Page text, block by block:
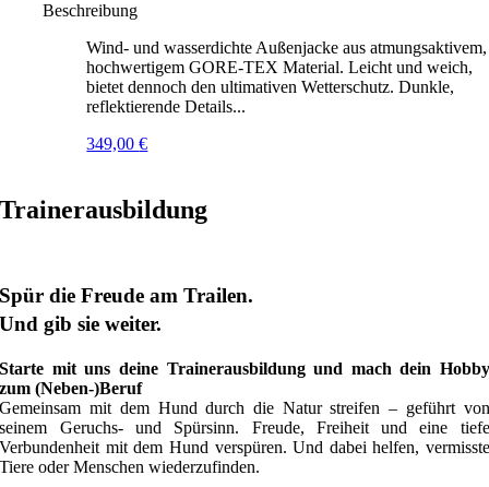
Beschreibung
Wind- und wasserdichte Außenjacke aus atmungsaktivem,
hochwertigem GORE-TEX Material. Leicht und weich,
bietet dennoch den ultimativen Wetterschutz. Dunkle,
reflektierende Details...
349,00€
Trainerausbildung
Spür die Freude am Trailen.
Und gib sie weiter.
Starte mit uns deine Trainerausbildung und mach dein Hobby
zum (Neben-)Beruf
Gemeinsam mit dem Hund durch die Natur streifen – geführt von
seinem Geruchs- und Spürsinn. Freude, Freiheit und eine tiefe
Verbundenheit mit dem Hund verspüren. Und dabei helfen, vermisste
Tiere oder Menschen wiederzufinden.